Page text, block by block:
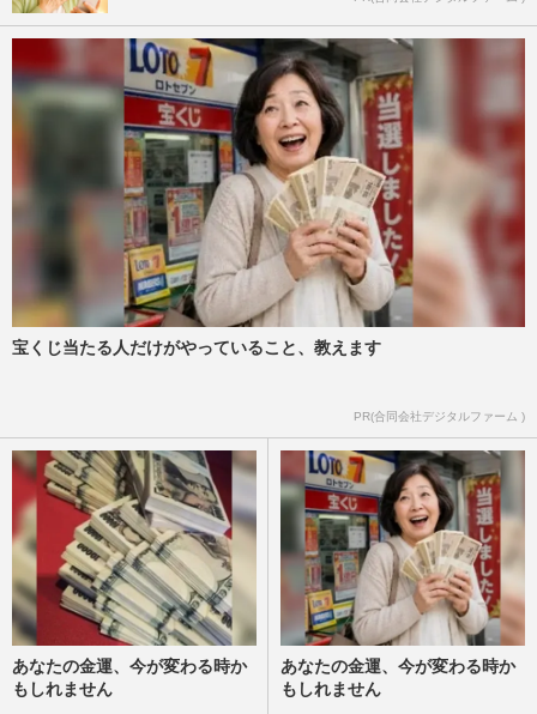
宝くじ当たる人だけがやっていること、教えます
PR(合同会社デジタルファーム )
あなたの金運、今が変わる時か
もしれません
あなたの金運、今が変わる時か
もしれません